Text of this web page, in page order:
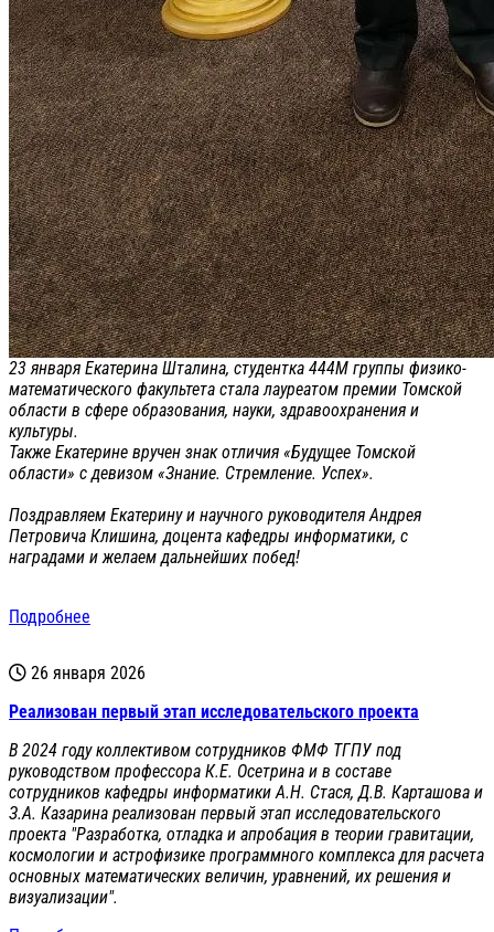
23 января Екатерина Шталина, студентка 444М группы физико-
математического факультета стала лауреатом премии Томской
области в сфере образования, науки, здравоохранения и
культуры.
Также Екатерине вручен знак отличия «Будущее Томской
области» с девизом «Знание. Стремление. Успех».
Поздравляем Екатерину и научного руководителя Андрея
Петровича Клишина, доцента кафедры информатики, с
наградами и желаем дальнейших побед!
Подробнее
26 января 2026
Реализован первый этап исследовательского проекта
В 2024 году коллективом сотрудников ФМФ ТГПУ под
руководством профессора К.Е. Осетрина и в составе
сотрудников кафедры информатики А.Н. Стася, Д.В. Карташова и
З.А. Казарина реализован первый этап исследовательского
проекта "Разработка, отладка и апробация в теории гравитации,
космологии и астрофизике программного комплекса для расчета
основных математических величин, уравнений, их решения и
визуализации".